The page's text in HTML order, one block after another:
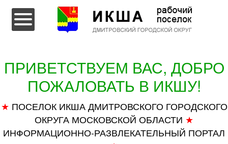
Перейти к содержимому
ПРИВЕТСТВУЕМ ВАС, ДОБРО
ПОЖАЛОВАТЬ В ИКШУ!
★ ПОСЕЛОК ИКША ДМИТРОВСКОГО ГОРОДСКОГО
ОКРУГА МОСКОВСКОЙ ОБЛАСТИ ★
ИНФОРМАЦИОННО-РАЗВЛЕКАТЕЛЬНЫЙ ПОРТАЛ